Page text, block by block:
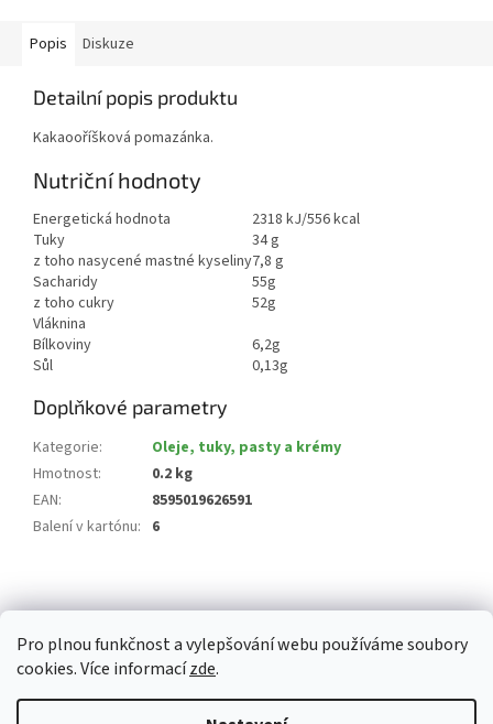
Pro plnou funkčnost a vylepšování webu používáme soubory
cookies. Více informacízde.
Popis Diskuze
Detailní popis produktu
Kakaooříšková pomazánka.
Nutriční hodnoty
Energetická hodnota
2318 kJ/556 kcal
Tuky
34 g
z toho nasycené mastné kyseliny7,8 g
Sacharidy
55g
z toho cukry
52g
Vláknina
Bílkoviny
6,2g
Sůl
0,13g
Doplňkové parametry
Kategorie:
Oleje, tuky, pasty a krémy
Hmotnost:
0.2 kg
EAN:
8595019626591
Balení v kartónu: 6
á